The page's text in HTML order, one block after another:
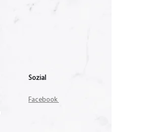
Sozial
Facebook